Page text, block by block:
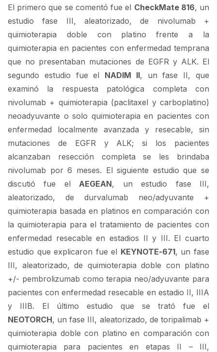
El primero que se comentó fue el CheckMate 816, un
estudio fase III, aleatorizado, de nivolumab +
quimioterapia doble con platino frente a la
quimioterapia en pacientes con enfermedad temprana
que no presentaban mutaciones de EGFR y ALK. El
segundo estudio fue el NADIM II, un fase II, que
examinó la respuesta patológica completa con
nivolumab + quimioterapia (paclitaxel y carboplatino)
neoadyuvante o solo quimioterapia en pacientes con
enfermedad localmente avanzada y resecable, sin
mutaciones de EGFR y ALK; si los pacientes
alcanzaban resección completa se les brindaba
nivolumab por 6 meses. El siguiente estudio que se
discutió fue elAEGEAN, un estudio fase III,
aleatorizado, de durvalumab neo/adyuvante +
quimioterapia basada en platinos en comparación con
la quimioterapia para el tratamiento de pacientes con
enfermedad resecable en estadios II y III. El cuarto
estudio que explicaron fue el KEYNOTE-671, un fase
III, aleatorizado, de quimioterapia doble con platino
+/- pembrolizumab como terapia neo/adyuvante para
pacientes con enfermedad resecable en estadio II, IIIA
y IIIB. El último estudio que se trató fue el
NEOTORCH, un fase III, aleatorizado, de toripalimab +
quimioterapia doble con platino en comparación con
quimioterapia para pacientes en etapas II – III,